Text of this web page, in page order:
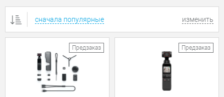
сначала популярные изменить
Предзаказ Предзаказ